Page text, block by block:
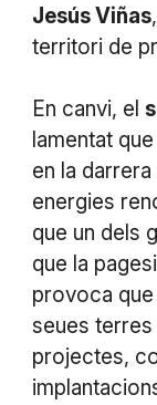
Jesús Viñas
territori de
En canvi, el
lamentat
en la
energies
que un dels
que la
provoca
seues
projectes,